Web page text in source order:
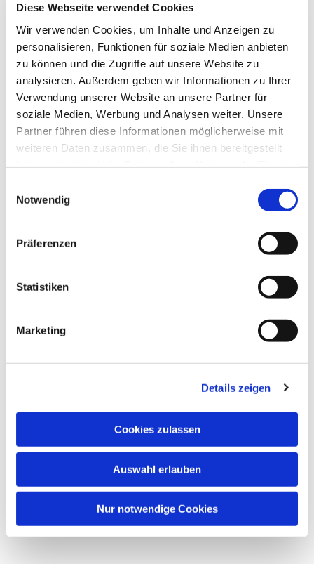
Diese Webseite verwendet Cookies
Wir verwenden Cookies, um Inhalte und Anzeigen zu
personalisieren, Funktionen für soziale Medien anbieten
zu können und die Zugriffe auf unsere Website zu
analysieren. Außerdem geben wir Informationen zu Ihrer
Verwendung unserer Website an unsere Partner für
soziale Medien, Werbung und Analysen weiter. Unsere
Partner führen diese Informationen möglicherweise mit
weiteren Daten zusammen, die Sie ihnen bereitgestellt
Notwendig
Präferenzen
Statistiken
Marketing
Details zeigen
Cookies zulassen
Auswahl erlauben
Nur notwendige Cookies
Dies könnte Sie auch
interessieren